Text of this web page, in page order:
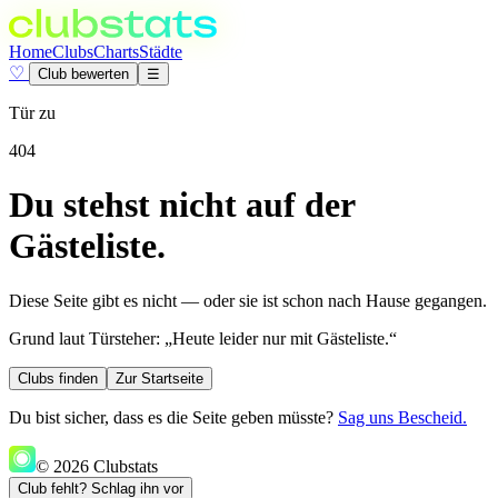
HomeClubsChartsStädte
♡
Club bewerten ☰
Tür zu
404
Du stehst nicht auf der
Gästeliste.
Diese Seite gibt es nicht — oder sie ist schon nach Hause gegangen.
Grund laut Türsteher: „Heute leider nur mit Gästeliste.“
Clubs finden Zur Startseite
Du bist sicher, dass es die Seite geben müsste? Sag uns Bescheid.
© 2026 Clubstats
Club fehlt? Schlag ihn vor